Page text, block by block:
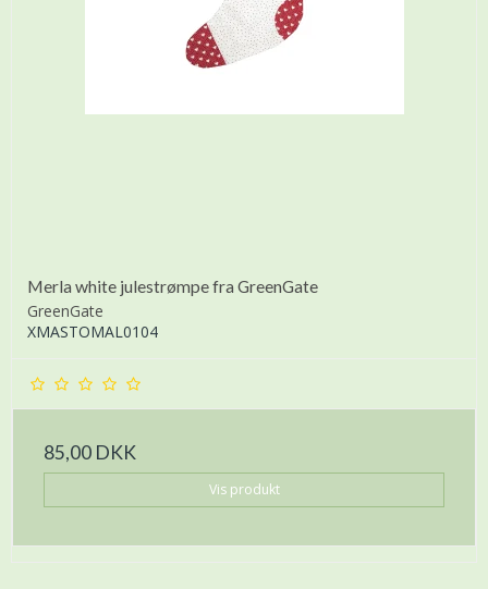
Merla white julestrømpe fra GreenGate
GreenGate
XMASTOMAL0104
85,00 DKK
Vis produkt